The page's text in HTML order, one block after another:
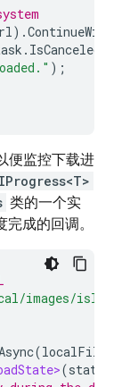
).
. IsCanceled
);
便监控下载进
类的一个实
完成的回调。
images/
(localFile
(state